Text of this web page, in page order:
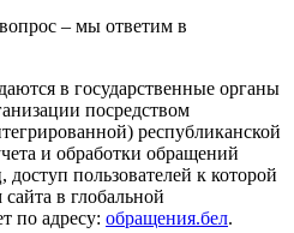
– мы ответим в
в государственные органы
посредством
республиканской
и обработки обращений
пользователей к которой
в глобальной
по адресу: обращения.бел.